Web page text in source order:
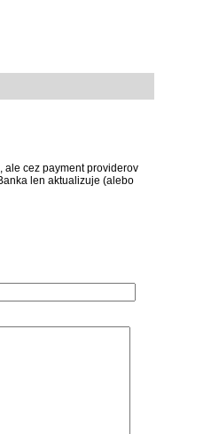
ale cez payment providerov
len aktualizuje (alebo